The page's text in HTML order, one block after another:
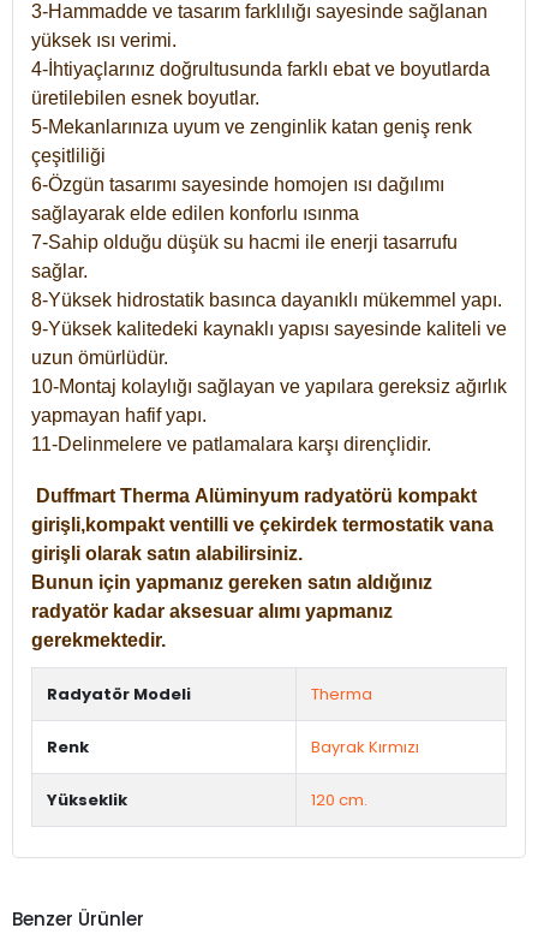
3-Hammadde ve tasarım farklılığı sayesinde sağlanan
yüksek ısı verimi.
4-İhtiyaçlarınız doğrultusunda farklı ebat ve boyutlarda
üretilebilen esnek boyutlar.
5-Mekanlarınıza uyum ve zenginlik katan geniş renk
çeşitliliği
6-Özgün tasarımı sayesinde homojen ısı dağılımı
sağlayarak elde edilen konforlu ısınma
7-Sahip olduğu düşük su hacmi ile enerji tasarrufu
sağlar.
8-Yüksek hidrostatik basınca dayanıklı mükemmel yapı.
9-Yüksek kalitedeki kaynaklı yapısı sayesinde kaliteli ve
uzun ömürlüdür.
10-Montaj kolaylığı sağlayan ve yapılara gereksiz ağırlık
yapmayan hafif yapı.
11-Delinmelere ve patlamalara karşı dirençlidir.
Duffmart Therma Alüminyum radyatörü kompakt
girişli,kompakt ventilli ve çekirdek termostatik vana
girişli olarak satın alabilirsiniz.
Bunun için yapmanız gereken satın aldığınız
radyatör kadar aksesuar alımı yapmanız
gerekmektedir.
Radyatör Modeli Therma
Renk Bayrak Kırmızı
Yükseklik 120 cm.
Benzer Ürünler